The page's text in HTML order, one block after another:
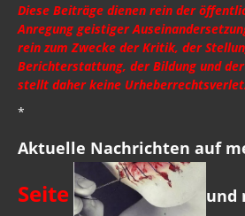
Diese Beiträge dienen rein der
Anregung geistiger
rein zum Zwecke der Kritik, der
Berichterstattung, der Bildung und
stellt daher keine
*
Aktuelle Nachrichten auf
Seite
und